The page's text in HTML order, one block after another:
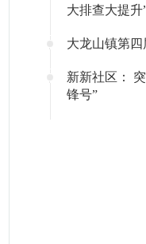
大排查大提升
大龙山镇第
新新社区：
锋号”